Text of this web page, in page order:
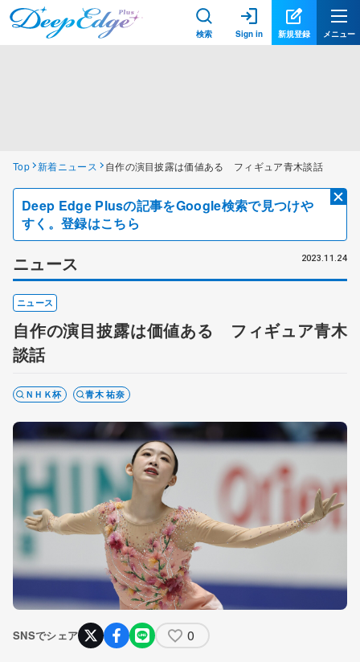
検索 Sign in 新規登録 メニュー
Top 新着ニュース 自作の演目披露は価値ある フィギュア青木談話
Deep Edge Plusの記事をGoogle検索で見つけや
すく。登録はこちら
ニュース 2023.11.24
ニュース
自作の演目披露は価値ある フィギュア青木
談話
ＮＨＫ杯 青木 祐奈
SNSでシェア 0